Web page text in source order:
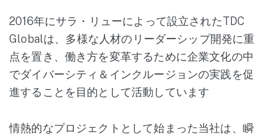
2016年にサラ・リューによって設立されたTDC
Globalは、多様な人材のリーダーシップ開発に重
点を置き、働き方を変革するために企業文化の中
でダイバーシティ＆インクルージョンの実践を促
進することを目的として活動しています
情熱的なプロジェクトとして始まった当社は、瞬